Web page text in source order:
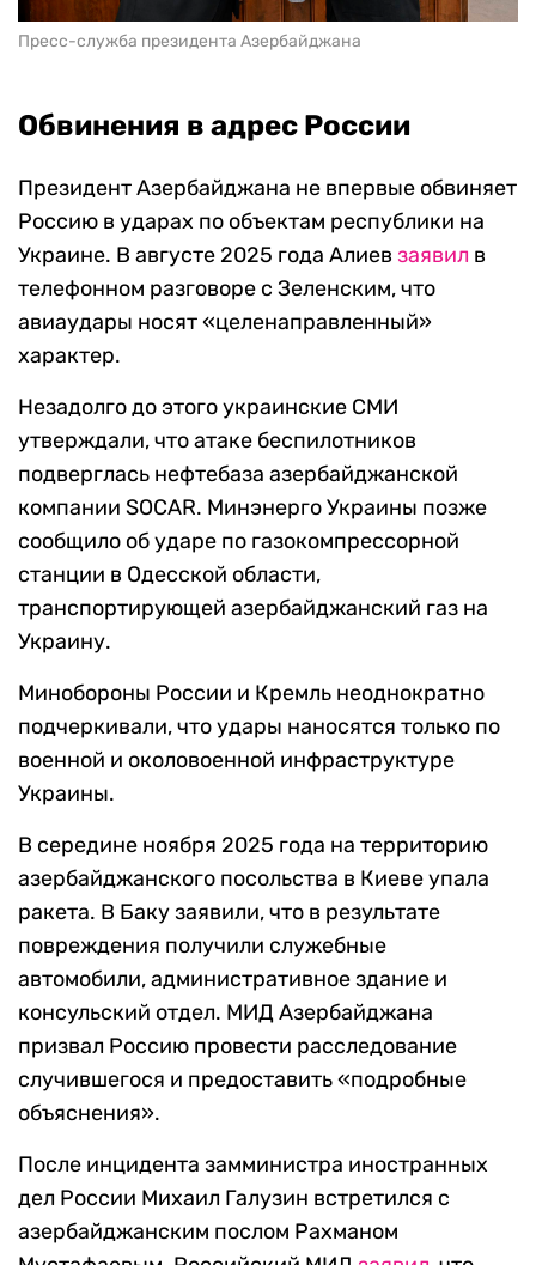
Пресс-служба президента Азербайджана
Обвинения в адрес России
Президент Азербайджана не впервые обвиняет
Россию в ударах по объектам республики на
Украине. В августе 2025 года Алиев заявил в
телефонном разговоре с Зеленским, что
авиаудары носят «целенаправленный»
характер.
Незадолго до этого украинские СМИ
утверждали, что атаке беспилотников
подверглась нефтебаза азербайджанской
компании SOCAR. Минэнерго Украины позже
сообщило об ударе по газокомпрессорной
станции в Одесской области,
транспортирующей азербайджанский газ на
Украину.
Минобороны России и Кремль неоднократно
подчеркивали, что удары наносятся только по
военной и околовоенной инфраструктуре
Украины.
В середине ноября 2025 года на территорию
азербайджанского посольства в Киеве упала
ракета. В Баку заявили, что в результате
повреждения получили служебные
автомобили, административное здание и
консульский отдел. МИД Азербайджана
призвал Россию провести расследование
случившегося и предоставить «подробные
объяснения».
После инцидента замминистра иностранных
дел России Михаил Галузин встретился с
азербайджанским послом Рахманом